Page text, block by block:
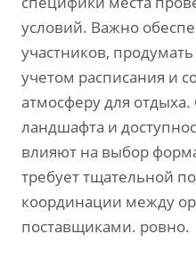
условий. Важно
участников,
учетом расписания и
атмосферу для
ландшафта и
влияют на выбор
требует тщательной
координации между
поставщиками. ровно.